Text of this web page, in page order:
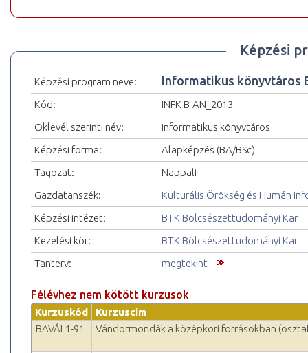
Képzési
Képzési program neve: Informatikus könyvtáros
Kód:
INFK-B-AN_2013
Oklevél szerinti név:
informatikus könyvtáros
Képzési forma:
Alapképzés (BA/BSc)
Tagozat:
Nappali
Gazdatanszék:
Kulturális Örökség és Humán
Képzési intézet:
BTK Bölcsészettudományi Kar
Kezelési kör:
BTK Bölcsészettudományi Kar
Tanterv:
megtekint
Félévhez nem kötött kurzusok
Kurzuskód
Kurzuscím
BAVÁL1-91
Vándormondák a középkori forrásokban